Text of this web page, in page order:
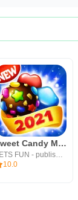
Sweet Candy Mania - Free Match 3 Puzzle Game
LETS FUN - publisher of match 3 puzzle game
10.0